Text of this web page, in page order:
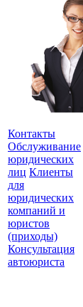
Контакты
Обслуживание
юридических
лиц Клиенты
для
юридических
компаний и
юристов
(приходы)
Консультация
автоюриста